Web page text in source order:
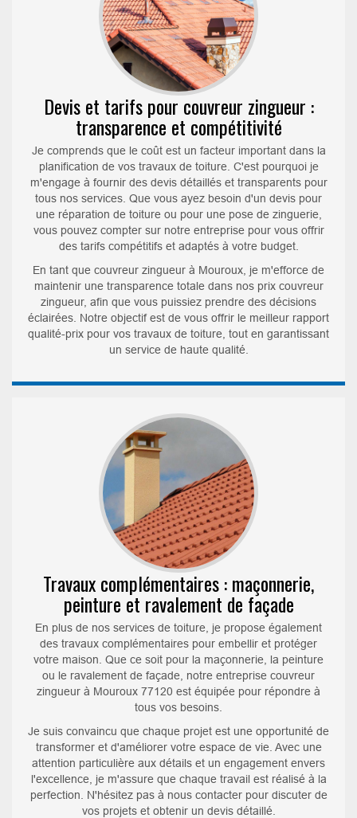
Devis et tarifs pour couvreur zingueur :
transparence et compétitivité
Je comprends que le coût est un facteur important dans la
planification de vos travaux de toiture. C'est pourquoi je
m'engage à fournir des devis détaillés et transparents pour
tous nos services. Que vous ayez besoin d'un devis pour
une réparation de toiture ou pour une pose de zinguerie,
vous pouvez compter sur notre entreprise pour vous offrir
des tarifs compétitifs et adaptés à votre budget.
En tant que couvreur zingueur à Mouroux, je m'efforce de
maintenir une transparence totale dans nos prix couvreur
zingueur, afin que vous puissiez prendre des décisions
éclairées. Notre objectif est de vous offrir le meilleur rapport
qualité-prix pour vos travaux de toiture, tout en garantissant
un service de haute qualité.
Travaux complémentaires : maçonnerie,
peinture et ravalement de façade
En plus de nos services de toiture, je propose également
des travaux complémentaires pour embellir et protéger
votre maison. Que ce soit pour la maçonnerie, la peinture
ou le ravalement de façade, notre entreprise couvreur
zingueur à Mouroux 77120 est équipée pour répondre à
tous vos besoins.
Je suis convaincu que chaque projet est une opportunité de
transformer et d'améliorer votre espace de vie. Avec une
attention particulière aux détails et un engagement envers
l'excellence, je m'assure que chaque travail est réalisé à la
perfection. N'hésitez pas à nous contacter pour discuter de
vos projets et obtenir un devis détaillé.